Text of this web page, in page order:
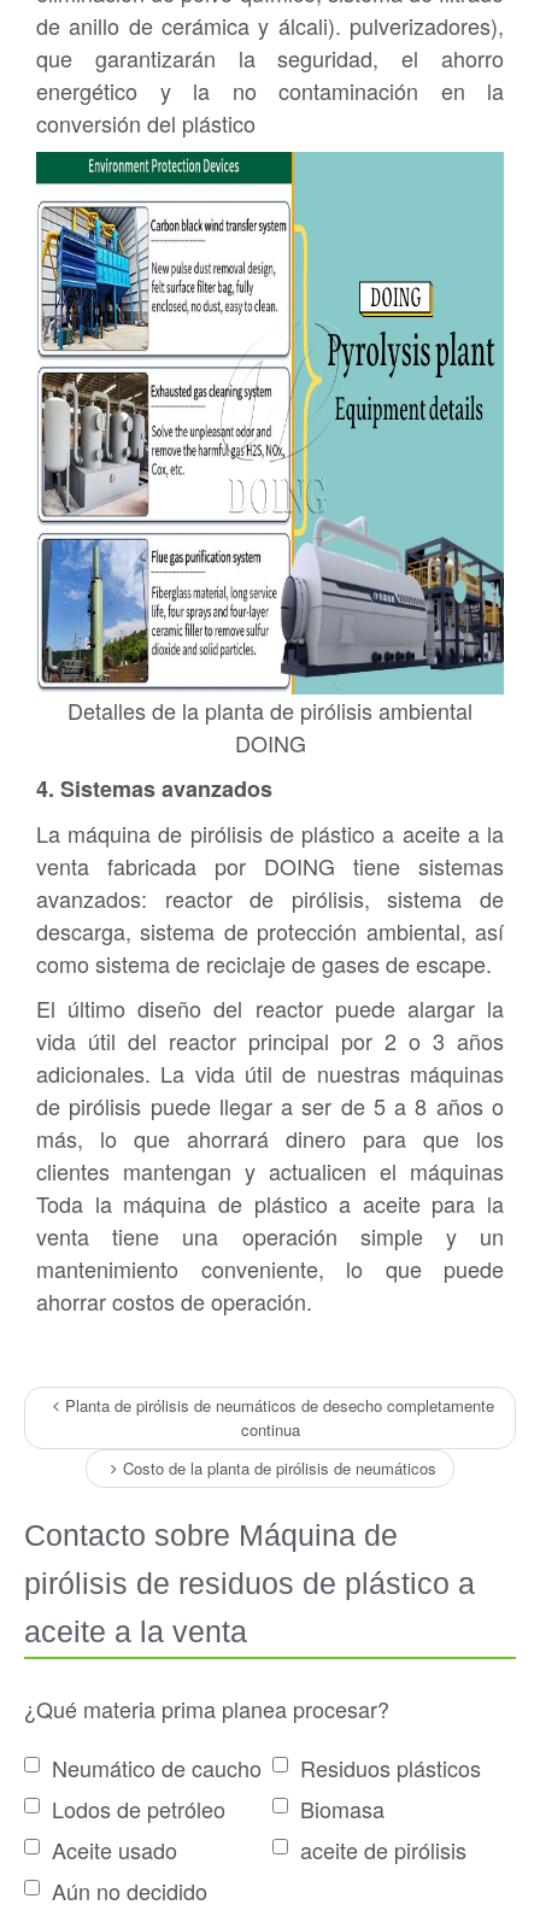
de anillo de cerámica y álcali). pulverizadores),
que garantizarán la seguridad, el ahorro
energético y la no contaminación en la
conversión del plástico
Detalles de la planta de pirólisis ambiental
DOING
4. Sistemas avanzados
La máquina de pirólisis de plástico a aceite a la
venta fabricada por DOING tiene sistemas
avanzados: reactor de pirólisis, sistema de
descarga, sistema de protección ambiental, así
como sistema de reciclaje de gases de escape.
El último diseño del reactor puede alargar la
vida útil del reactor principal por 2 o 3 años
adicionales. La vida útil de nuestras máquinas
de pirólisis puede llegar a ser de 5 a 8 años o
más, lo que ahorrará dinero para que los
clientes mantengan y actualicen el máquinas
Toda la máquina de plástico a aceite para la
venta tiene una operación simple y un
mantenimiento conveniente, lo que puede
ahorrar costos de operación.
Planta de pirólisis de neumáticos de desecho completamente
continua
Costo de la planta de pirólisis de neumáticos
Contacto sobre Máquina de
pirólisis de residuos de plástico a
aceite a la venta
¿Qué materia prima planea procesar?
Neumático de caucho
Residuos plásticos
Lodos de petróleo
Biomasa
Aceite usado
aceite de pirólisis
Aún no decidido